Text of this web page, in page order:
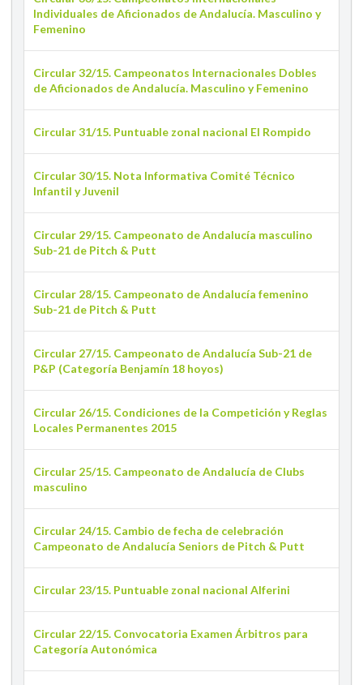
Individuales de Aficionados de Andalucía. Masculino y
Femenino
Circular 32/15. Campeonatos Internacionales Dobles
de Aficionados de Andalucía. Masculino y Femenino
Circular 31/15. Puntuable zonal nacional El Rompido
Circular 30/15. Nota Informativa Comité Técnico
Infantil y Juvenil
Circular 29/15. Campeonato de Andalucía masculino
Sub-21 de Pitch & Putt
Circular 28/15. Campeonato de Andalucía femenino
Sub-21 de Pitch & Putt
Circular 27/15. Campeonato de Andalucía Sub-21 de
P&P (Categoría Benjamín 18 hoyos)
Circular 26/15. Condiciones de la Competición y Reglas
Locales Permanentes 2015
Circular 25/15. Campeonato de Andalucía de Clubs
masculino
Circular 24/15. Cambio de fecha de celebración
Campeonato de Andalucía Seniors de Pitch & Putt
Circular 23/15. Puntuable zonal nacional Alferini
Circular 22/15. Convocatoria Examen Árbitros para
Categoría Autonómica